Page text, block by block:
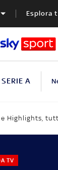
Esplora
SERIE A
e Highlights,
TV